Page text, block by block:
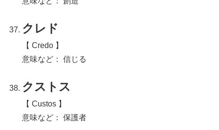
クレド
【 Credo 】
意味など： 信じる
クストス
【 Custos 】
意味など： 保護者